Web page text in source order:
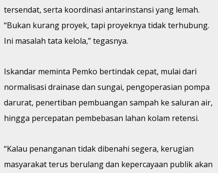
tersendat, serta koordinasi antarinstansi yang lemah.
“Bukan kurang proyek, tapi proyeknya tidak terhubung.
Ini masalah tata kelola,” tegasnya.
Iskandar meminta Pemko bertindak cepat, mulai dari
normalisasi drainase dan sungai, pengoperasian pompa
darurat, penertiban pembuangan sampah ke saluran air,
hingga percepatan pembebasan lahan kolam retensi.
“Kalau penanganan tidak dibenahi segera, kerugian
masyarakat terus berulang dan kepercayaan publik akan